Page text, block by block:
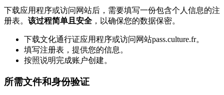
下载应用程序或访问网站后，需要填写一份包含个人信息的注
册表。 该过程简单且安全 ，以确保您的数据保密。
下载文化通行证应用程序或访问网站pass.culture.fr。
填写注册表，提供您的信息。
按照说明完成账户创建。
所需文件和身份验证